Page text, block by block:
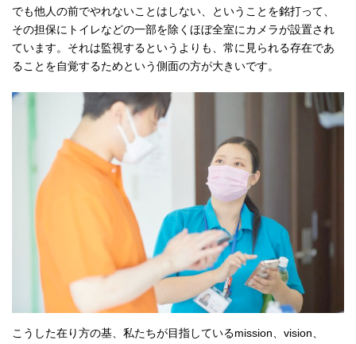
でも他人の前でやれないことはしない、ということを銘打って、
その担保にトイレなどの一部を除くほぼ全室にカメラが設置され
ています。それは監視するというよりも、常に見られる存在であ
ることを自覚するためという側面の方が大きいです。
こうした在り方の基、私たちが目指しているmission、vision、